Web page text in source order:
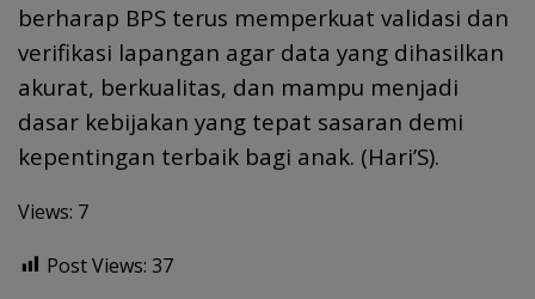
berharap BPS terus memperkuat validasi dan
verifikasi lapangan agar data yang dihasilkan
akurat, berkualitas, dan mampu menjadi
dasar kebijakan yang tepat sasaran demi
kepentingan terbaik bagi anak. (Hari’S).
Views: 7
Post Views: 37